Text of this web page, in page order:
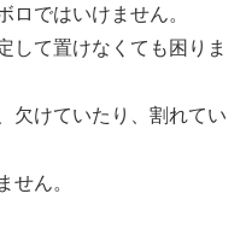
ロではいけません。
して置けなくても困りま
欠けていたり、割れてい
せん。